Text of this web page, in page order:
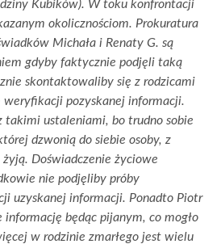
Kubików). W toku konfrontacji
okolicznościom. Prokuratura
Michała i Renaty G. są
gdyby faktycznie podjęli taką
skontaktowaliby się z rodzicami
weryfikacji pozyskanej informacji.
takimi ustaleniami, bo trudno sobie
dzwonią do siebie osoby, z
Doświadczenie życiowe
nie podjęliby próby
uzyskanej informacji. Ponadto Piotr
będąc pijanym, co mogło
w rodzinie zmarłego jest wielu